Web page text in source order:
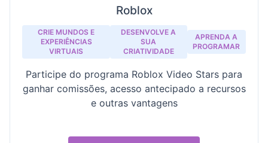
Roblox
CRIE MUNDOS E
EXPERIÊNCIAS
VIRTUAIS
DESENVOLVE A
SUA
CRIATIVIDADE
APRENDA A
PROGRAMAR
Participe do programa Roblox Video Stars para
ganhar comissões, acesso antecipado a recursos
e outras vantagens